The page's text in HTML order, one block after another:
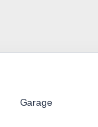
Garage